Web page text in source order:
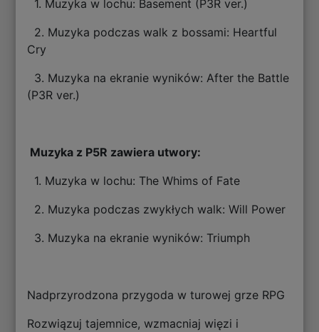
1. Muzyka w lochu: Basement (P3R ver.)
2. Muzyka podczas walk z bossami: Heartful
Cry
3. Muzyka na ekranie wyników: After the Battle
(P3R ver.)
Muzyka z P5R zawiera utwory:
1. Muzyka w lochu: The Whims of Fate
2. Muzyka podczas zwykłych walk: Will Power
3. Muzyka na ekranie wyników: Triumph
Nadprzyrodzona przygoda w turowej grze RPG
Rozwiązuj tajemnice, wzmacniaj więzi i